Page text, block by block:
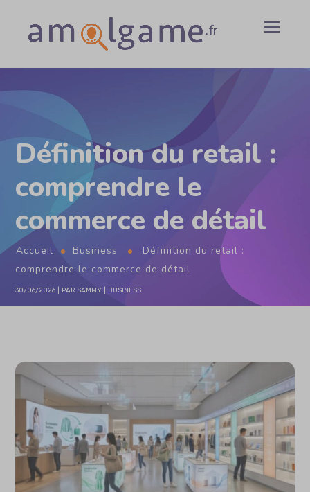
Définition du retail :
comprendre le
commerce de détail
Accueil Business
Définition du retail :
comprendre le commerce de détail
30/06/2026 PAR SAMMY BUSINESS